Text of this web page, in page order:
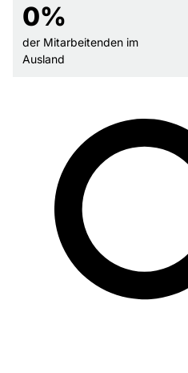
0%
der Mitarbeitenden im
Ausland